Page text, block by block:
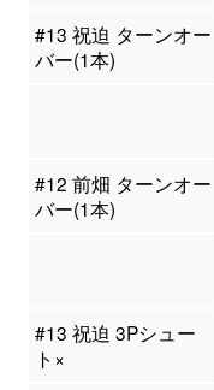
#13 祝迫 ターンオー
バー(1本)
#12 前畑 ターンオー
バー(1本)
#13 祝迫 3Pシュー
ト×